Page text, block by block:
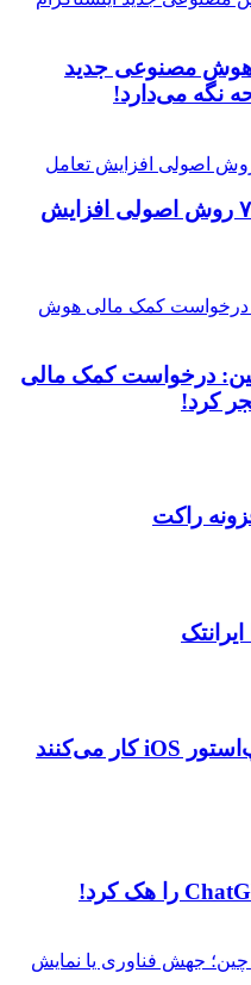
هوش مصنوعی جدید
نگه می‌دارد!
افزایش تعامل در ایتا؛ آموزش ۷ روش اصولی افزایش
درخواست کمک مالی
کرد!
راکت
چرا برخی گیفت کارت‌ها در اپ‌استور iOS کار می‌کنند